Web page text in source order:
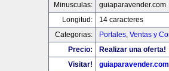
Minusculas:
guiaparavender.com
Longitud:
14 caracteres
Categorias:
Portales, Ventas y
Precio:
Realizar una oferta!
Visitar!
guiaparavender.com